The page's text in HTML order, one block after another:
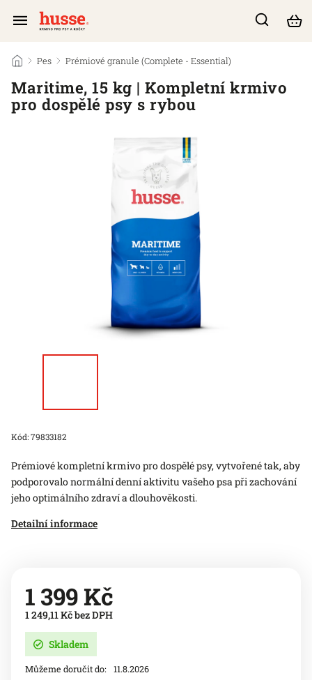
/ Pes / Prémiové granule (Complete - Essential)
Maritime, 15 kg | Kompletní krmivo
pro dospělé psy s rybou
Kód:79833182
Prémiové kompletní krmivo pro dospělé psy, vytvořené tak, aby
podporovalo normální denní aktivitu vašeho psa při zachování
jeho optimálního zdraví a dlouhověkosti.
Detailní informace
1 399 Kč
1 249,11 Kč bez DPH
Skladem
Můžeme doručit do: 11.8.2026